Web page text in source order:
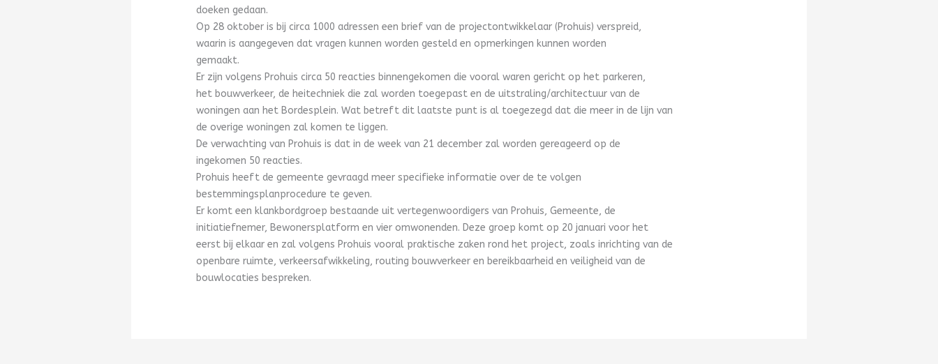
doeken gedaan.
Op 28 oktober is bij circa 1000 adressen een brief van de projectontwikkelaar (Prohuis) verspreid,
waarin is aangegeven dat vragen kunnen worden gesteld en opmerkingen kunnen worden
gemaakt.
Er zijn volgens Prohuis circa 50 reacties binnengekomen die vooral waren gericht op het parkeren,
het bouwverkeer, de heitechniek die zal worden toegepast en de uitstraling/architectuur van de
woningen aan het Bordesplein. Wat betreft dit laatste punt is al toegezegd dat die meer in de lijn van
de overige woningen zal komen te liggen.
De verwachting van Prohuis is dat in de week van 21 december zal worden gereageerd op de
ingekomen 50 reacties.
Prohuis heeft de gemeente gevraagd meer specifieke informatie over de te volgen
bestemmingsplanprocedure te geven.
Er komt een klankbordgroep bestaande uit vertegenwoordigers van Prohuis, Gemeente, de
initiatiefnemer, Bewonersplatform en vier omwonenden. Deze groep komt op 20 januari voor het
eerst bij elkaar en zal volgens Prohuis vooral praktische zaken rond het project, zoals inrichting van de
openbare ruimte, verkeersafwikkeling, routing bouwverkeer en bereikbaarheid en veiligheid van de
bouwlocaties bespreken.